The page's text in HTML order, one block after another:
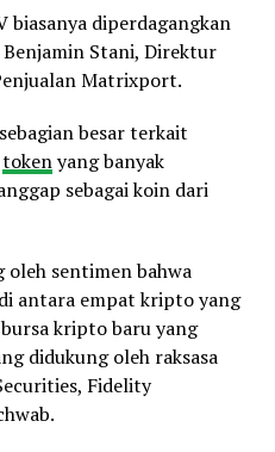
biasanya diperdagangkan
Stani, Direktur
Matrixport.
besar terkait
tokenyang banyak
sebagai koin dari
oleh sentimen bahwa
antara empat kripto yang
kripto baru yang
didukung oleh raksasa
Fidelity